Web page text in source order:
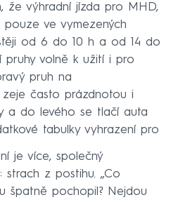
že výhradní jízda pro MHD,
pouze ve vymezených
od 6 do 10 h a od 14 do
pruhy volně k užití i pro
pruh na
zeje často prázdnotou i
a do levého se tlačí auta
tabulky vyhrazení pro
je více, společný
strach z postihu. „Co
špatně pochopil? Nejdou